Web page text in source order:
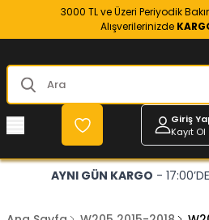
3000 TL ve Üzeri Periyodik
Alışverilerinizde
Giriş
Kayıt Ol
AYNI GÜN KARGO -